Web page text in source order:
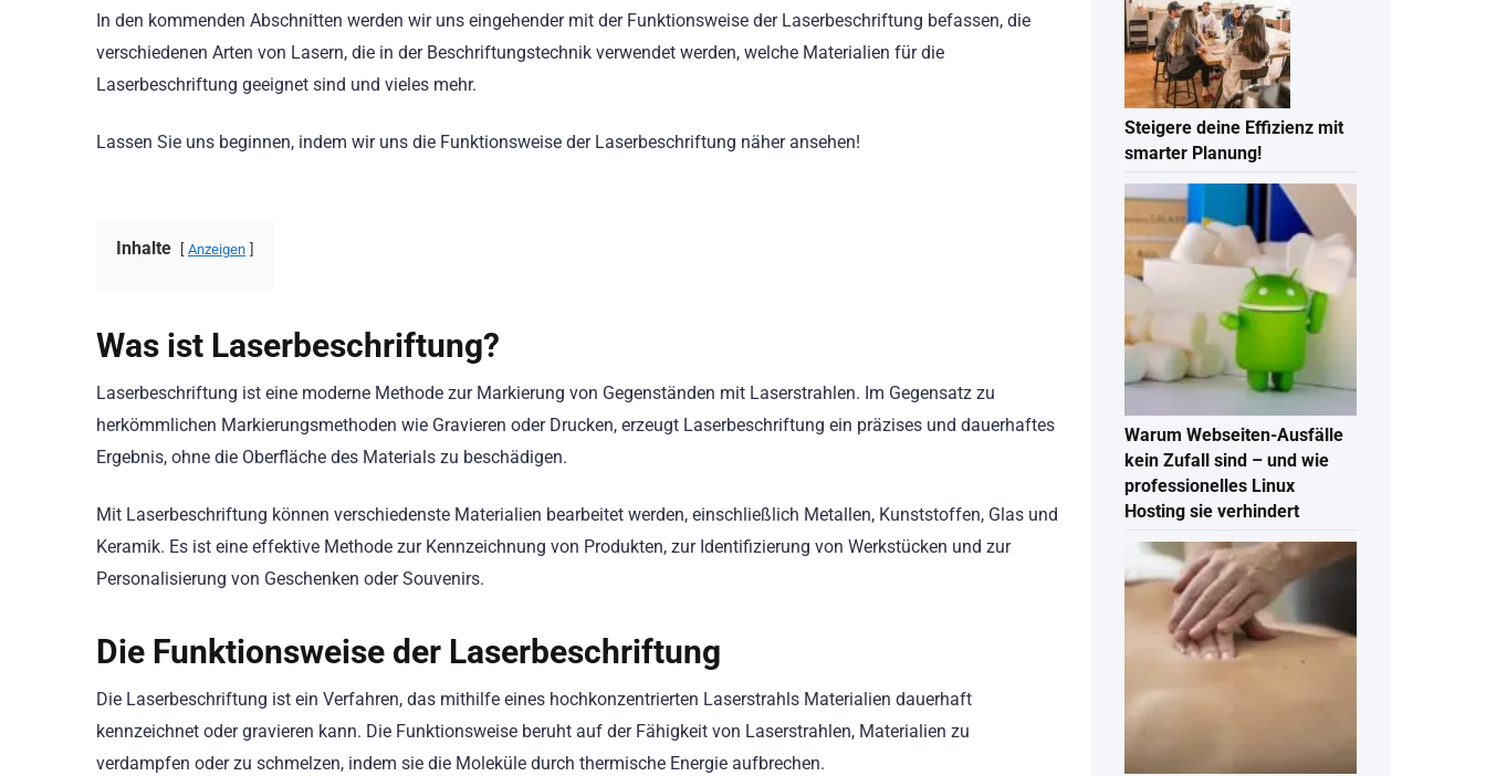
In den kommenden Abschnitten werden wir uns eingehender mit der Funktionsweise der Laserbeschriftung befassen, die
verschiedenen Arten von Lasern, die in der Beschriftungstechnik verwendet werden, welche Materialien für die
Laserbeschriftung geeignet sind und vieles mehr.
Lassen Sie uns beginnen, indem wir uns die Funktionsweise der Laserbeschriftung näher ansehen!
Inhalte Anzeigen
Was ist Laserbeschriftung?
Laserbeschriftung ist eine moderne Methode zur Markierung von Gegenständen mit Laserstrahlen. Im Gegensatz zu
herkömmlichen Markierungsmethoden wie Gravieren oder Drucken, erzeugt Laserbeschriftung ein präzises und dauerhaftes
Ergebnis, ohne die Oberfläche des Materials zu beschädigen.
Mit Laserbeschriftung können verschiedenste Materialien bearbeitet werden, einschließlich Metallen, Kunststoffen, Glas und
Keramik. Es ist eine effektive Methode zur Kennzeichnung von Produkten, zur Identifizierung von Werkstücken und zur
Personalisierung von Geschenken oder Souvenirs.
Die Funktionsweise der Laserbeschriftung
Die Laserbeschriftung ist ein Verfahren, das mithilfe eines hochkonzentrierten Laserstrahls Materialien dauerhaft
kennzeichnet oder gravieren kann. Die Funktionsweise beruht auf der Fähigkeit von Laserstrahlen, Materialien zu
verdampfen oder zu schmelzen, indem sie die Moleküle durch thermische Energie aufbrechen.
Steigere deine Effizienz mit
smarter Planung!
Warum Webseiten-Ausfälle
kein Zufall sind – und wie
professionelles Linux
Hosting sie verhindert